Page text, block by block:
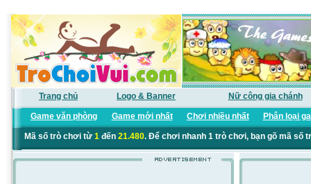
Trang chủ Logo & Banner Nữ công gia chánh
Game văn phòng Game mới nhất Chơi nhiều nhất Phân loại
Mã số trò chơi từ 1đến 21.480. Để chơi nhanh 1 trò chơi, bạn gõ mã số